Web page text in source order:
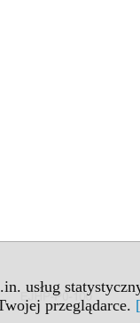
usług
przeglądarce.